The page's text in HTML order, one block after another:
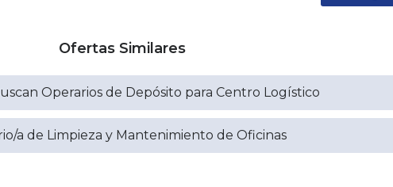
Ofertas Similares
Operarios de Depósito para Centro Logístico
a de Limpieza y Mantenimiento de Oficinas